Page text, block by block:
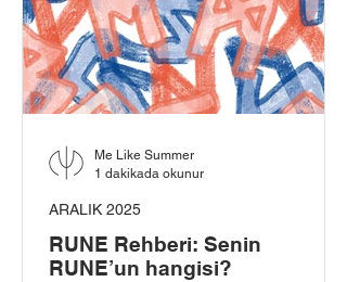
RUNE Rehberi: Senin
RUNE’un hangisi?
ARALIK 2025
Me Like Summer
1 dakikada okunur